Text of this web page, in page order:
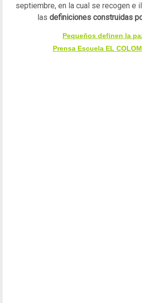
septiembre, en la cual se recogen e
las definiciones construidas
Pequeños definen la
Prensa Escuela EL